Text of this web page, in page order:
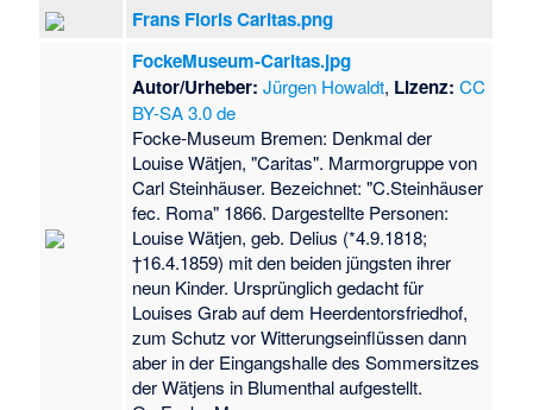
Frans Floris Caritas.png
FockeMuseum-Caritas.jpg
Autor/Urheber: Jürgen Howaldt, Lizenz: CC
BY-SA 3.0 de
Focke-Museum Bremen: Denkmal der
Louise Wätjen, "Caritas". Marmorgruppe von
Carl Steinhäuser. Bezeichnet: "C.Steinhäuser
fec. Roma" 1866. Dargestellte Personen:
Louise Wätjen, geb. Delius (*4.9.1818;
†16.4.1859) mit den beiden jüngsten ihrer
neun Kinder. Ursprünglich gedacht für
Louises Grab auf dem Heerdentorsfriedhof,
zum Schutz vor Witterungseinflüssen dann
aber in der Eingangshalle des Sommersitzes
der Wätjens in Blumenthal aufgestellt.